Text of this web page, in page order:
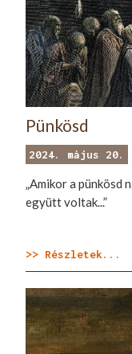
Pünkösd
2024. május 20.
„Amikor a
együtt voltak...”
>> Részletek...